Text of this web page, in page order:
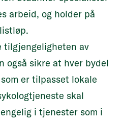
arbeid, og holder på
tilgjengeligheten av
også sikre at hver bydel
er tilpasset lokale
skal
i tjenester som i